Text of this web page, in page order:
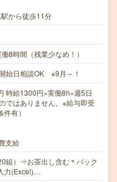
から徒歩11分
8時間（残業少なめ！）
始日相談OK ※9月～！
給1300円×実働8h×週5日
ではありません。※給与即受
有）
支給
組）⇒お茶出し含む＊バック
力(Excel)…